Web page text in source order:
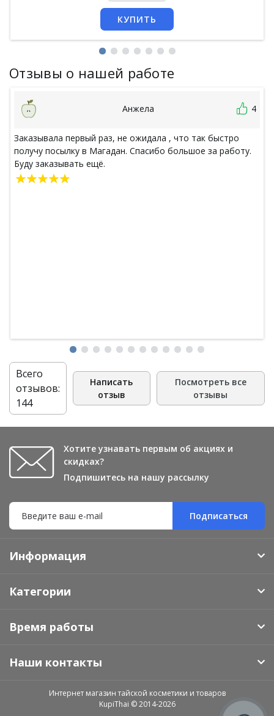
КУПИТЬ
Отзывы о нашей работе
Анжела 4
Заказывала первый раз, не ожидала , что так быстро
получу посылку в Магадан. Спасибо большое за работу.
Буду заказывать ещё.
Всего
отзывов:
144
Написать
отзыв
Посмотреть все
отзывы
Хотите узнавать первым об акциях и
скидках?
Подпишитесь на нашу рассылку
Подписаться
Информация
Категории
Время работы
Наши контакты
Интернет магазин тайской косметики и товаров
KupiThai © 2014-2026